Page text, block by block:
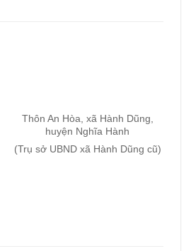
Thôn An Hòa, xã Hành Dũng,
huyện Nghĩa Hành
(Trụ sở UBND xã Hành Dũng cũ)